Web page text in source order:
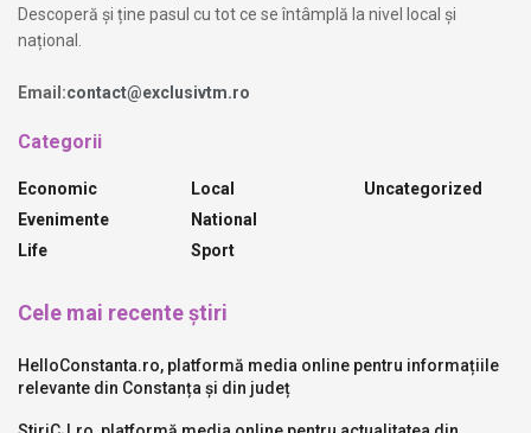
Descoperă și ține pasul cu tot ce se întâmplă la nivel local și
național.
Email:contact@exclusivtm.ro
Categorii
Economic
Evenimente
Life
Local
National
Sport
Uncategorized
Cele mai recente știri
HelloConstanta.ro, platformă media online pentru informațiile
relevante din Constanța și din județ